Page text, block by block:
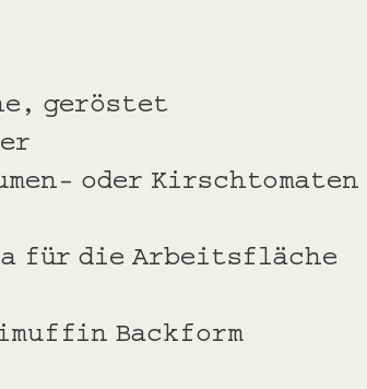
geröstet
oder
für die Arbeitsfläche
Backform